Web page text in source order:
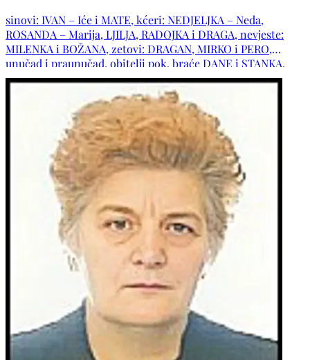
sinovi: IVAN – Iće i MATE, kćeri: NEDJELJKA – Neda,
ROSANDA – Marija, LJILJA, RADOJKA i DRAGA, nevjeste:
MILENKA i BOŽANA, zetovi: DRAGAN, MIRKO i PERO,
unučad i praunučad, obitelji pok. braće DANE i STANKA,
obitelji pok. sestara: DRAGE i ZORE, obitelji: VUČIĆ,
GRANIĆ, ZELJKO, ČOTIĆ, PUŠIĆ, ŠIMIĆ, BULIĆ, VLAHO,
SIMIĆ i ostala tugujuća rodbina i prijatelji.POČIVALA U
MIRU BOŽJEM!